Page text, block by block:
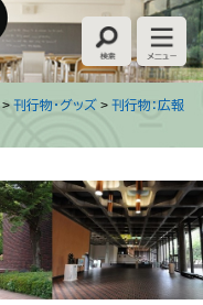
> 刊行物・グッズ > 刊行物：広報